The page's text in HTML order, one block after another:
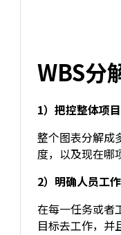
WBS分
1）把控整体项
整个图表分解成
度，以及现在哪
2）明确人员工
在每一任务或者
目标去工作，并